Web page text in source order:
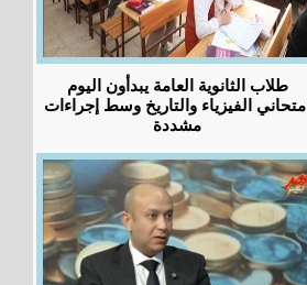
طلاب الثانوية العامة يبدأون اليوم
امتحاني الفيزياء والتاريخ وسط إجراءات
مشددة